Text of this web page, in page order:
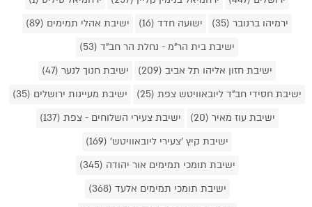
ירמיהו ברנובר (35)
ישועה חדד (16)
ישיבת אהלי תמימים (89)
ישיבת בית הר"מ - נחלת הר חב"ד (53)
ישיבת חזון אליהו תל אביב (209)
ישיבת חנוך לנער (47)
ישיבת חסידי חב"ד ליובאוויטש צפת (25)
ישיבת מעיינות ירושלים (35)
ישיבת עוז מאיר (20)
ישיבת צעירי השלוחים - צפת (137)
ישיבת קיץ 'צעירי ליובאוויטש' (169)
ישיבת תומכי תמימים אור יהודה (345)
ישיבת תומכי תמימים אלעד (368)